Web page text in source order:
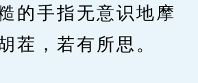
的手指无意识地摩
茬，若有所思。